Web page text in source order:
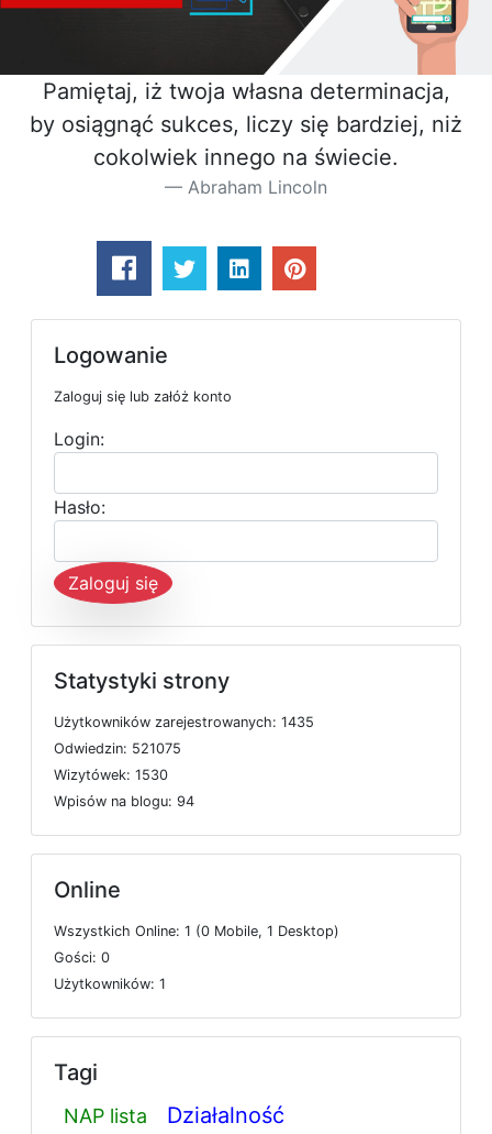
Pamiętaj, iż twoja własna determinacja,
by osiągnąć sukces, liczy się bardziej, niż
cokolwiek innego na świecie.
Abraham Lincoln
Logowanie
Zaloguj się lub załóż konto
Login:
Hasło:
Zaloguj się
Statystyki strony
Użytkowników zarejestrowanych: 1435
Odwiedzin: 521075
Wizytówek: 1530
Wpisów na blogu: 94
Online
Wszystkich Online: 1 (0 Mobile, 1 Desktop)
Gości: 0
Użytkowników: 1
Tagi
NAP lista
Działalność